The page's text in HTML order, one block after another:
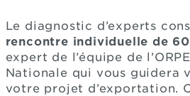
Le diagnostic d’experts
rencontre individuelle de
expert de l’équipe de
Nationale qui vous guidera
votre projet d’exportation.